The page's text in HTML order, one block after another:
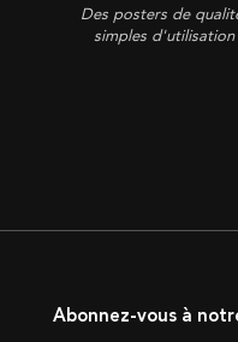
Des posters de
simples
Abonnez-vous à